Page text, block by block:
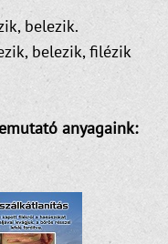
belezik.
belezik, filézik
anyagaink: